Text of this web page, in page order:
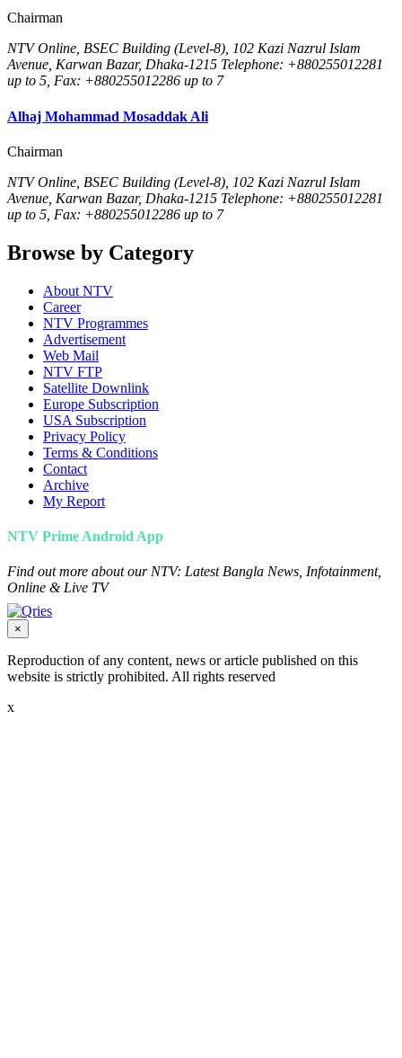
Chairman
NTV Online, BSEC Building (Level-8), 102 Kazi Nazrul Islam
Avenue, Karwan Bazar, Dhaka-1215 Telephone: +880255012281
up to 5, Fax: +880255012286 up to 7
Alhaj Mohammad Mosaddak Ali
Chairman
NTV Online, BSEC Building (Level-8), 102 Kazi Nazrul Islam
Avenue, Karwan Bazar, Dhaka-1215 Telephone: +880255012281
up to 5, Fax: +880255012286 up to 7
Browse by Category
About NTV
Career
NTV Programmes
Advertisement
Web Mail
NTV FTP
Satellite Downlink
Europe Subscription
USA Subscription
Privacy Policy
Terms & Conditions
Contact
Archive
My Report
NTV Prime Android App
Find out more about our NTV: Latest Bangla News, Infotainment,
Online & Live TV
×
Reproduction of any content, news or article published on this
website is strictly prohibited. All rights reserved
x